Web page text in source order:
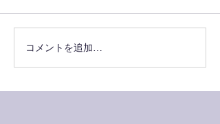
コメントを追加…